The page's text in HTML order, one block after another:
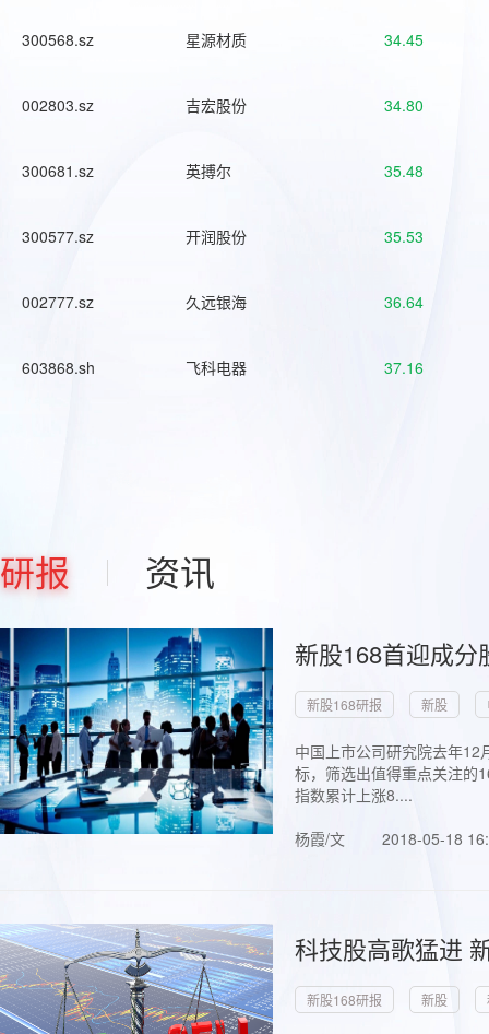
300568.sz 星源材质 34.45
002803.sz 吉宏股份 34.80
300681.sz 英搏尔 35.48
300577.sz 开润股份 35.53
002777.sz 久远银海 36.64
603868.sh 飞科电器 37.16
研报 资讯
新股168首迎成
新股168研报 新股
中国上市公司研究院去年
标，筛选出值得重点关注的
指数累计上涨8....
杨霞/文
2018-05-18
科技股高歌猛进
新股168研报 新股